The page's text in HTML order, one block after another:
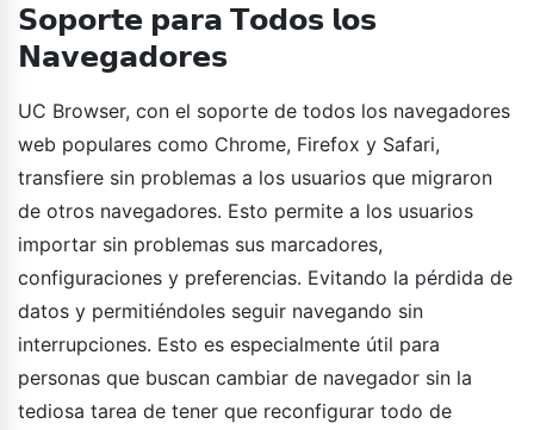
𝗦𝗼𝗽𝗼𝗿𝘁𝗲 𝗽𝗮𝗿𝗮 𝗧𝗼𝗱𝗼𝘀 𝗹𝗼𝘀
𝗡𝗮𝘃𝗲𝗴𝗮𝗱𝗼𝗿𝗲𝘀
UC Browser, con el soporte de todos los navegadores
web populares como Chrome, Firefox y Safari,
transfiere sin problemas a los usuarios que migraron
de otros navegadores. Esto permite a los usuarios
importar sin problemas sus marcadores,
configuraciones y preferencias. Evitando la pérdida de
datos y permitiéndoles seguir navegando sin
interrupciones. Esto es especialmente útil para
personas que buscan cambiar de navegador sin la
tediosa tarea de tener que reconfigurar todo de